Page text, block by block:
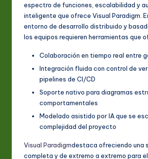
espectro de funciones, escalabilidad y
inteligente que ofrece Visual Paradigm.
entorno de desarrollo distribuido y
los equipos requieren herramientas que
Colaboración en tiempo real entre
Integración fluida con control de
pipelines de CI/CD
Soporte nativo para diagramas
comportamentales
Modelado asistido por IA que se
complejidad del proyecto
Visual Paradigmdestaca ofreciendo una
completa y de extremo a extremo para